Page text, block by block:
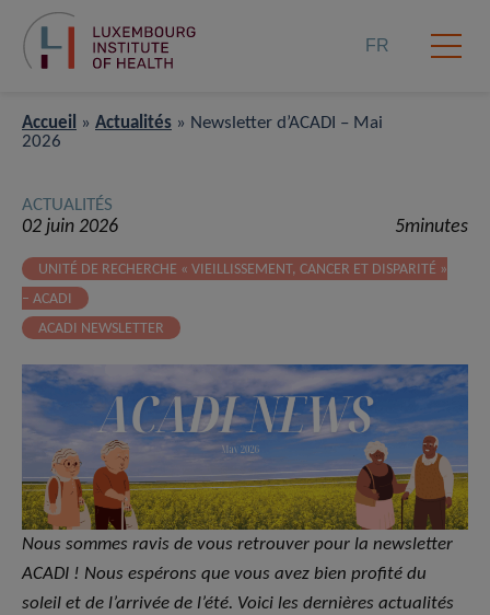
FR
Accueil » Actualités » Newsletter d’ACADI – Mai
2026
ACTUALITÉS
02 juin 2026 5minutes
UNITÉ DE RECHERCHE « VIEILLISSEMENT, CANCER ET DISPARITÉ »
– ACADI
ACADI NEWSLETTER
Nous sommes ravis de vous retrouver pour la newsletter
ACADI ! Nous espérons que vous avez bien profité du
soleil et de l’arrivée de l’été. Voici les dernières actualités